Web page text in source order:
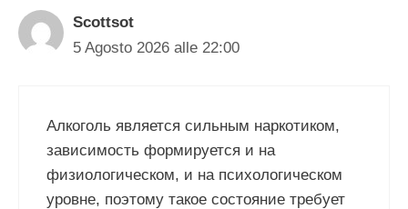
Scottsot
5 Agosto 2026 alle 22:00
Алкоголь является сильным наркотиком,
зависимость формируется и на
физиологическом, и на психологическом
уровне, поэтому такое состояние требует